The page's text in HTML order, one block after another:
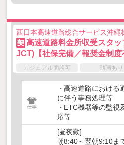
西日本高速道路総合サービス沖縄
契 高速道路料金所収受スタ
JCT)【社保完備／報奨金制度
カジュアル面談可 動画あり
・高速道路における
に伴う事務処理等
・ETC機器等の監視
応等
[昼夜勤]
朝8:40～翌朝9:10ま